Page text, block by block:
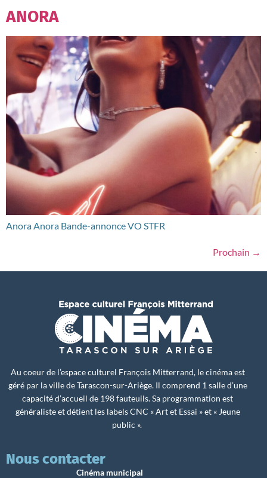
ANORA
Anora Anora Bande-annonce VO STFR
Prochain →
Au coeur de l’espace culturel François Mitterrand, le cinéma est
géré par la ville de Tarascon-sur-Ariège. Il comprend 1 salle d’une
capacité d’accueil de 198 fauteuils. Sa programmation est
généraliste et détient les labels CNC « Art et Essai » et « Jeune
public ».
Nous contacter
Cinéma municipal